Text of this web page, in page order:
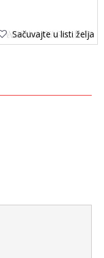
Sačuvajte u listi želja